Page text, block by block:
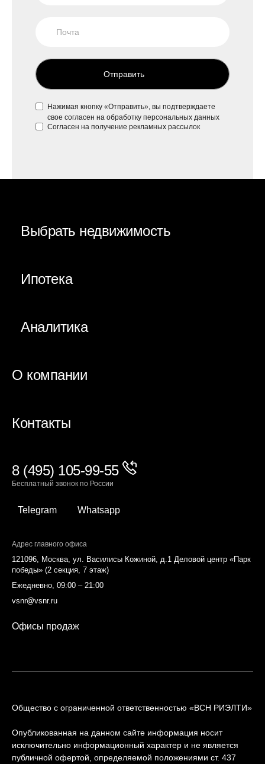
Отправить
Нажимая кнопку «Отправить», вы подтверждаете
свое согласен на обработку персональных данных
Согласен на получение рекламных рассылок
Выбрать недвижимость
Ипотека
Аналитика
О компании
Контакты
8 (495) 105-99-55
Бесплатный звонок по России
Telegram Whatsapp
Адрес главного офиса
121096, Москва, ул. Василисы Кожиной, д.1 Деловой центр «Парк
победы» (2 секция, 7 этаж)
Ежедневно, 09:00 – 21:00
vsnr@vsnr.ru
Офисы продаж
Общество с ограниченной ответственностью «ВСН РИЭЛТИ»
Опубликованная на данном сайте информация носит
исключительно информационный характер и не является
публичной офертой, определяемой положениями ст. 437